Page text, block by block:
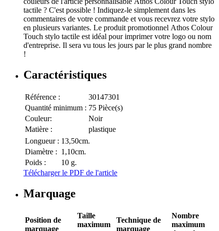
tactile ? C'est possible ! Indiquez-le simplement dans les
commentaires de votre commande et vous recevrez votre stylo
en plusieurs variantes. Le produit promotionnel Athos Colour
Touch stylo tactile est idéal pour imprimer votre logo ou nom
d'entreprise. Il sera vu tous les jours par le plus grand nombre
!
Caractéristiques
Référence :
30147301
Quantité minimum : 75 Pièce(s)
Couleur:
Noir
Matière :
plastique
Longueur : 13,50cm.
Diamètre : 1,10cm.
Poids :
10 g.
Télécharger le PDF de l'article
Marquage
Position de
marquage
Taille
maximum
Technique de
marquage
Nombre
maximum